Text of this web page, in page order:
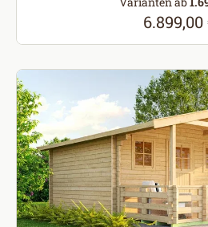
Regulärer
6.899,00